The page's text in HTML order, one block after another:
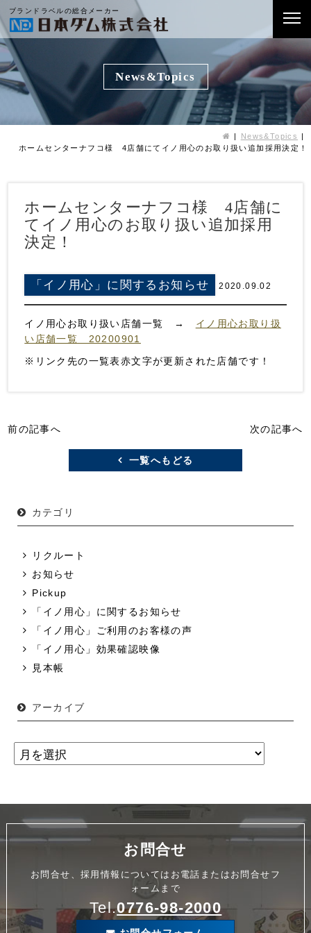
ブランドラベルの総合メーカー
News&Topics
News&Topics
ホームセンターナフコ様 4店舗にてイノ用心のお取り扱い追加採用決定！
ホームセンターナフコ様 4店舗に
てイノ用心のお取り扱い追加採用
決定！
「イノ用心」に関するお知らせ 2020.09.02
イノ用心お取り扱い店舗一覧 → イノ用心お取り扱
い店舗一覧 20200901
※リンク先の一覧表赤文字が更新された店舗です！
前の記事へ 次の記事へ
一覧へもどる
カテゴリ
リクルート
お知らせ
Pickup
「イノ用心」に関するお知らせ
「イノ用心」ご利用のお客様の声
「イノ用心」効果確認映像
見本帳
アーカイブ
お問合せ
お問合せ、採用情報についてはお電話またはお問合せフ
ォームまで
Tel.0776-98-2000